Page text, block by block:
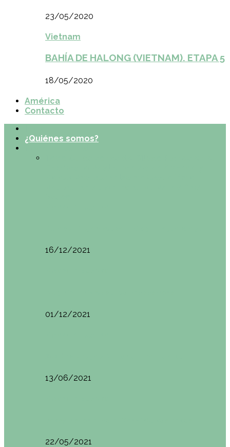
23/05/2020
Vietnam
BAHÍA DE HALONG (VIETNAM). ETAPA 5
18/05/2020
América
Contacto
¿Quiénes somos?
16/12/2021
01/12/2021
13/06/2021
22/05/2021